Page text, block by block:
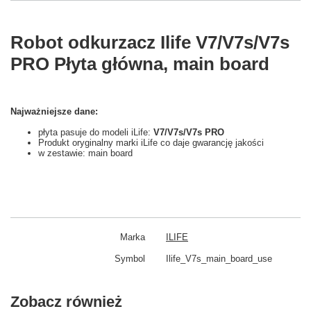
Robot odkurzacz Ilife V7/V7s/V7s
PRO Płyta główna, main board
Najważniejsze dane:
płyta pasuje do modeli iLife: V7/V7s/V7s PRO
Produkt oryginalny marki iLife co daje gwarancję jakości
w zestawie: main board
Marka ILIFE
Symbol Ilife_V7s_main_board_use
Zobacz również